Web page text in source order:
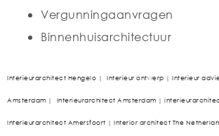
Vergunningaanvragen
Binnenhuisarchitectuur
Interieurarchitect Hengelo | Interieur ontwerp | Interieur
Amsterdam | Interieurarchitect Amsterdam |
Interieurarchitect Amersfoort | Interior architect The